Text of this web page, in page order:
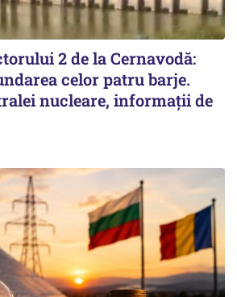
2 de la Cernavodă:
celor patru barje.
nucleare, informații de